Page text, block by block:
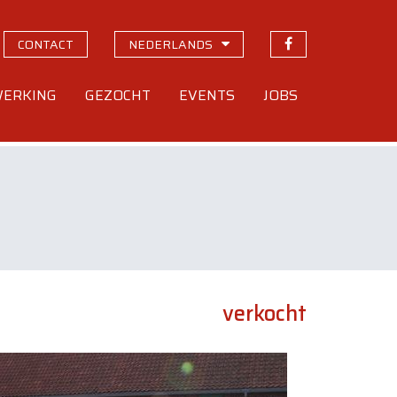
CONTACT NEDERLANDS
GEZOCHT EVENTS JOBS
verkocht